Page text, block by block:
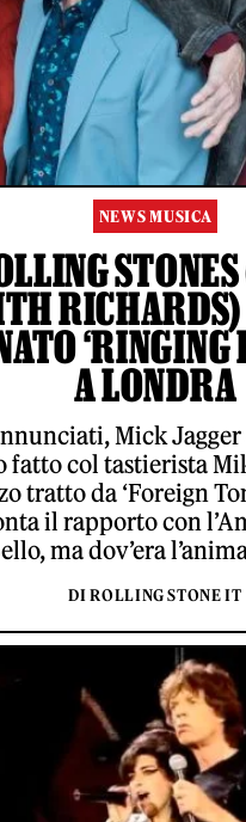
NEWS MUSICA
‘RINGING
A LONDRA
Mick Jagger
fatto col tastierista
tratto da ‘Foreign
il rapporto con
ma dov’era
DI ROLLING STONE IT